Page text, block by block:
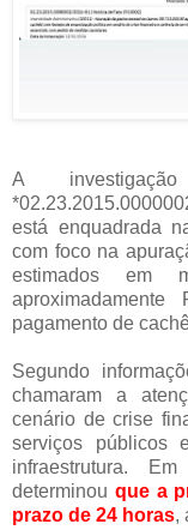
A
está enquadrada
com foco na
estimados em
pagamento de
Segundo
chamaram a
cenário de crise
serviços públicos
infraestrutura.
determinou que a
prazo de 24 horas,